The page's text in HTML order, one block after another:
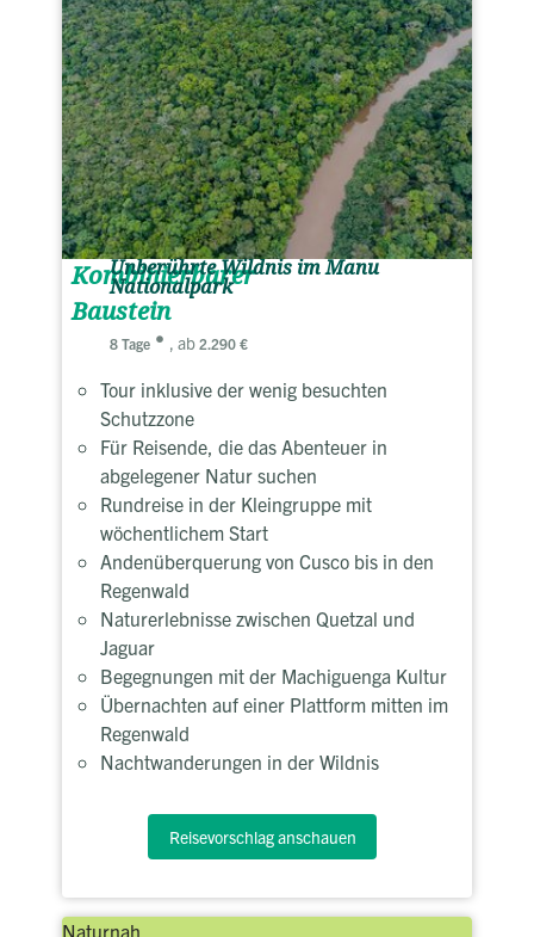
Kombinierbarer
Baustein
Unberührte Wildnis im Manu
Nationalpark
8 Tage , ab 2.290 €
Tour inklusive der wenig besuchten
Schutzzone
Für Reisende, die das Abenteuer in
abgelegener Natur suchen
Rundreise in der Kleingruppe mit
wöchentlichem Start
Andenüberquerung von Cusco bis in den
Regenwald
Naturerlebnisse zwischen Quetzal und
Jaguar
Begegnungen mit der Machiguenga Kultur
Übernachten auf einer Plattform mitten im
Regenwald
Nachtwanderungen in der Wildnis
Reisevorschlag anschauen
Naturnah